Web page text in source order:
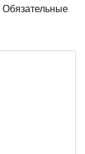
Обязательные